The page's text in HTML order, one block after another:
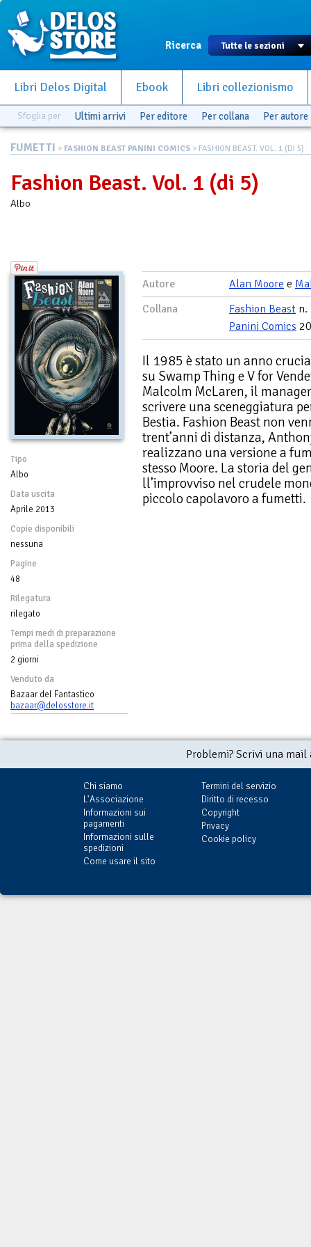
Ricerca
Libri Delos Digital Ebook Libri collezionismo
Sfoglia per Ultimi arrivi Per editore Per collana Per autore
FUMETTI > FASHION BEAST PANINI COMICS > FASHION BEAST. VOL. 1 (DI 5)
Fashion Beast. Vol. 1 (di 5)
Albo
Tipo
Albo
Data uscita
Aprile 2013
Copie disponibili
nessuna
Pagine
48
Rilegatura
rilegato
Tempi medi di preparazione
prima della spedizione
2 giorni
Venduto da
Bazaar del Fantastico
bazaar@delosstore.it
Autore Alan Moore e
Collana
Fashion Beast n.
Panini Comics
Il 1985 è stato un anno
su Swamp Thing e V for
Malcolm McLaren, il
scrivere una sceneggiatura
Bestia. Fashion Beast non
trent’anni di distanza,
realizzano una versione a
stesso Moore. La storia del
ll’improvviso nel crudele
piccolo capolavoro a fumetti.
Problemi? Scrivi una
Chi siamo
L'Associazione
Informazioni sui
pagamenti
Informazioni sulle
spedizioni
Come usare il sito
Termini del servizio
Diritto di recesso
Copyright
Privacy
Cookie policy